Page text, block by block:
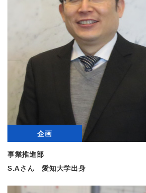
企画
事業推進部
S.Aさん 愛知大学出身